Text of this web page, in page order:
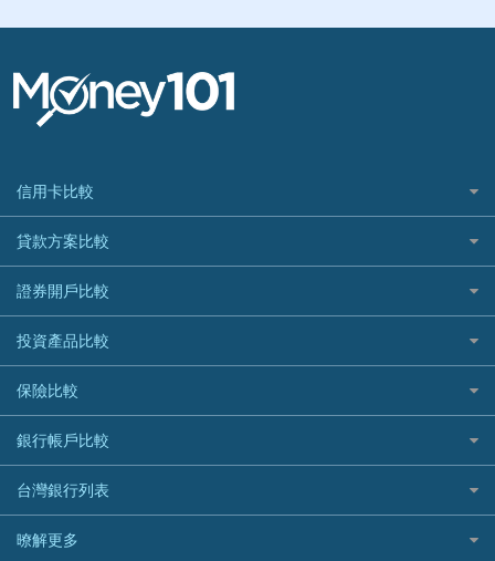
信用卡比較
信用卡情境類別推薦
所有信用卡
精選推薦
國內外現金回饋
繳稅優惠
航空哩程回饋
加油優惠
分期零利率優惠
首刷禮優惠
貸款方案比較
快速線上貸款推薦
最完整貸款資訊一次看
繳稅貸款
貸款計算機
車貸計算機
精選貸款推薦
信貸利率比較
一般個人貸款
優質客戶貸款
證券開戶比較
台股證券戶
美股證券戶
投資產品比較
機器人投資
加密貨幣
外幣定存
保險比較
住宅險
汽車保險
機車保險
寵物險
銀行帳戶比較
財富管理帳戶
數位存款帳戶
美元定存
台灣銀行列表
銀行與合作機構列表
暸解更多